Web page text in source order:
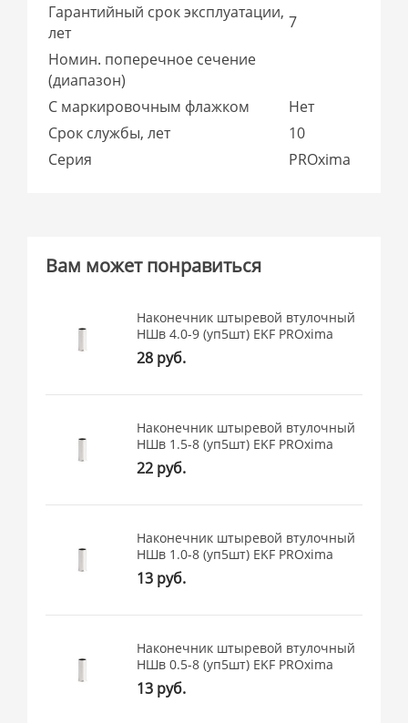
Гарантийный срок эксплуатации,
лет
7
Номин. поперечное сечение
(диапазон)
С маркировочным флажком
Нет
Срок службы, лет
10
Серия
PROxima
Вам может понравиться
Наконечник штыревой втулочный
НШв 4.0-9 (уп5шт) EKF PROxima
28 руб.
Наконечник штыревой втулочный
НШв 1.5-8 (уп5шт) EKF PROxima
22 руб.
Наконечник штыревой втулочный
НШв 1.0-8 (уп5шт) EKF PROxima
13 руб.
Наконечник штыревой втулочный
НШв 0.5-8 (уп5шт) EKF PROxima
13 руб.